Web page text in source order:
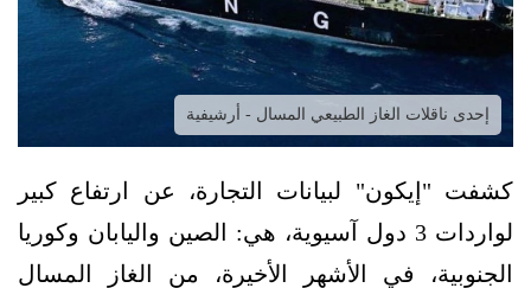
إحدى ناقلات الغاز الطبيعي المسال - أرشيفية
كشفت "إيكون" لبيانات التجارة، عن ارتفاع كبير
لواردات 3 دول آسيوية، هي: الصين واليابان وكوريا
الجنوبية، في الأشهر الأخيرة، من الغاز المسال